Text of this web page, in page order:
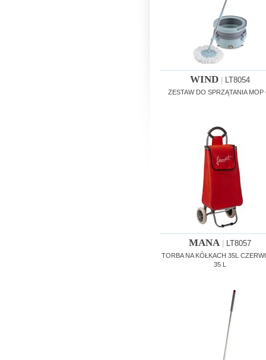
WIND| LT8054
ZESTAW DO SPRZĄTANIA MOP
MANA| LT8057
TORBA NA KÓŁKACH 35L
35 L